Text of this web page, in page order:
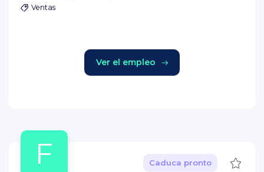
Ventas
Ver el empleo
F Caduca pronto